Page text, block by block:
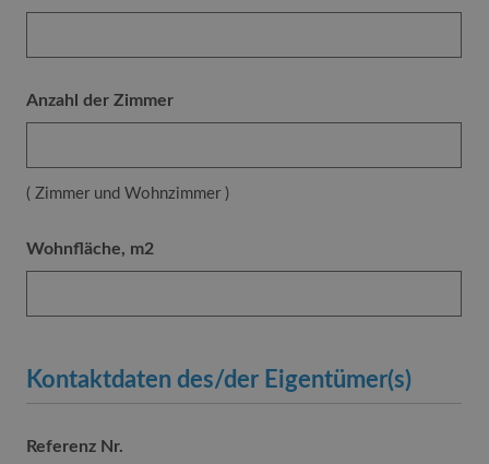
Anzahl der Zimmer
( Zimmer und Wohnzimmer )
Wohnfläche, m2
Kontaktdaten des/der Eigentümer(s)
Referenz Nr.